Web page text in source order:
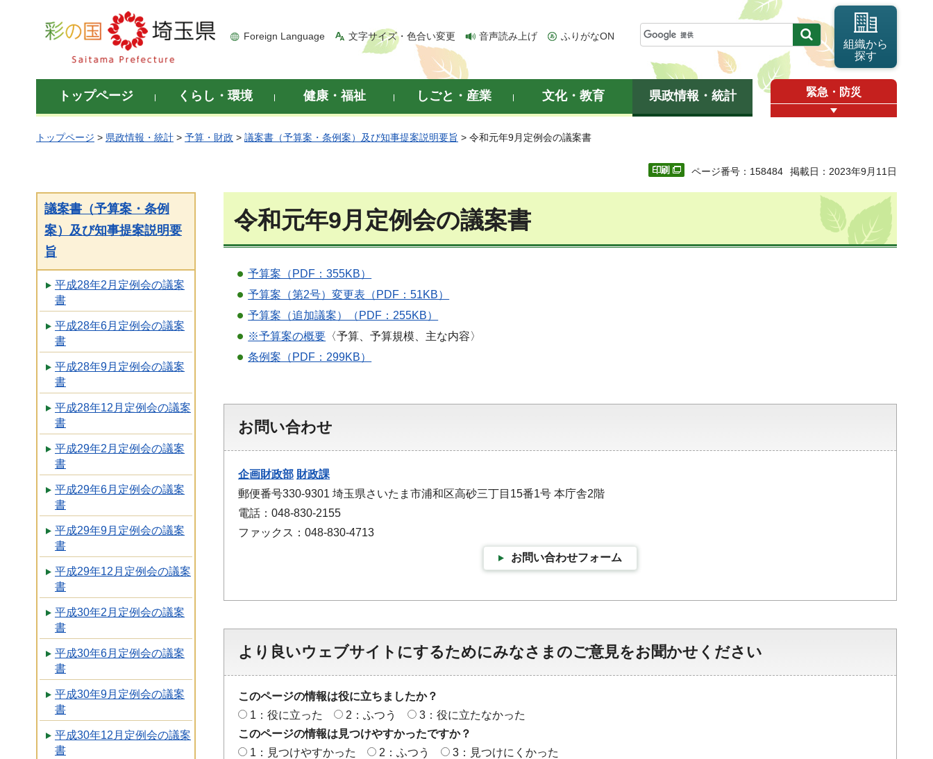
彩の国 埼玉県
Foreign Language 文字サイズ・色合い変更 音声読み上げ ふりがなON
組織から
探す
トップページ くらし・環境 健康・福祉 しごと・産業 文化・教育 県政情報・統計 緊急・防災
トップページ > 県政情報・統計 > 予算・財政 > 議案書（予算案・条例案）及び知事提案説明要旨 > 令和元年9月定例会の議案書
ページ番号：158484 掲載日：2023年9月11日
議案書（予算案・条例
案）及び知事提案説明要
旨
平成28年2月定例会の議案
書
平成28年6月定例会の議案
書
平成28年9月定例会の議案
書
平成28年12月定例会の議案
書
平成29年2月定例会の議案
書
平成29年6月定例会の議案
書
平成29年9月定例会の議案
書
平成29年12月定例会の議案
書
平成30年2月定例会の議案
書
平成30年6月定例会の議案
書
平成30年9月定例会の議案
書
平成30年12月定例会の議案
書
令和元年9月定例会の議案書
予算案（PDF：355KB）
予算案（第2号）変更表（PDF：51KB）
予算案（追加議案）（PDF：255KB）
※予算案の概要 〈予算、予算規模、主な内容〉
条例案（PDF：299KB）
お問い合わせ
企画財政部 財政課
郵便番号330-9301 埼玉県さいたま市浦和区高砂三丁目15番1号 本庁舎2階
電話：048-830-2155
ファックス：048-830-4713
お問い合わせフォーム
より良いウェブサイトにするためにみなさまのご意見をお聞かせください
このページの情報は役に立ちましたか？
1：役に立った
2：ふつう
3：役に立たなかった
このページの情報は見つけやすかったですか？
1：見つけやすかった
2：ふつう 3：見つけにくかった